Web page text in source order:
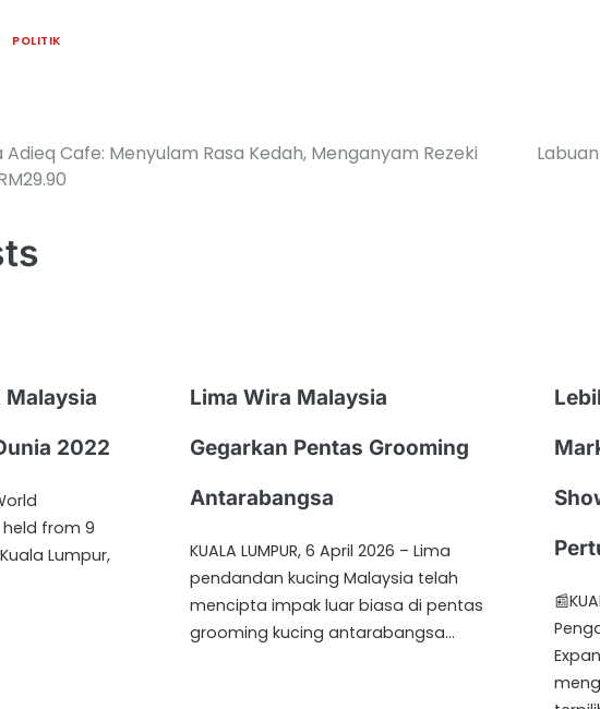
POLITIK
Cafe: Menyulam Rasa Kedah, Menganyam Rezeki
Malaysia
2022
from 9
Lumpur,
Lima Wira Malaysia
Gegarkan Pentas Grooming
Antarabangsa
KUALA LUMPUR, 6 April 2026 – Lima
pendandan kucing Malaysia telah
mencipta impak luar biasa di pentas
grooming kucing antarabangsa…